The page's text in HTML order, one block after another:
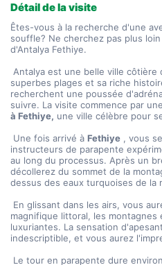
Détail de la visite
Êtes-vous à la recherche d'une
souffle? Ne cherchez pas plus
d'Antalya Fethiye.
superbes plages et sa riche
recherchent une poussée
suivre. La visite commence par
à Fethiye, une ville célèbre pour
Une fois arrivé à Fethiye , vous
instructeurs de parapente
au long du processus. Après un
décollerez du sommet de la
dessus des eaux turquoises de la
magnifique littoral, les
luxuriantes. La sensation
indescriptible, et vous aurez